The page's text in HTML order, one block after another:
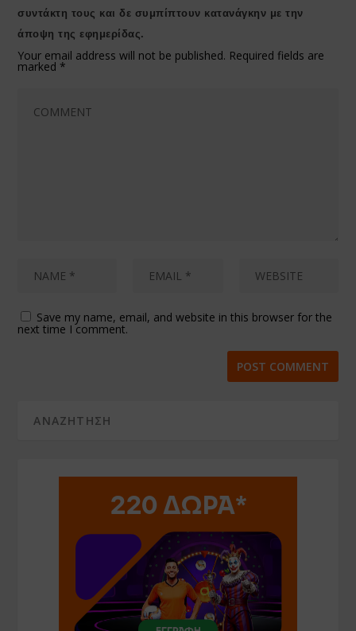
συντάκτη τους και δε συμπίπτουν κατανάγκην με την
άποψη της εφημερίδας.
Your email address will not be published. Required fields are
marked *
Save my name, email, and website in this browser for the
next time I comment.